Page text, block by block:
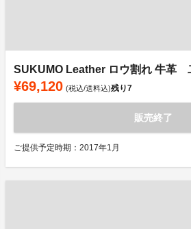
SUKUMO Leather ロウ割れ 牛革
¥69,120 (税込/送料込)残り7
販売終了
ご提供予定時期：2017年1月